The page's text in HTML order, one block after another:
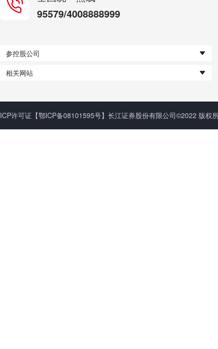
95579/4008888999
参控股公司
相关网站
ICP许可证 【鄂ICP备08101595号】 长江证券股份有限公司©2022 版权